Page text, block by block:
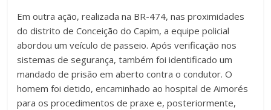
Em outra ação, realizada na BR-474, nas proximidades
do distrito de Conceição do Capim, a equipe policial
abordou um veículo de passeio. Após verificação nos
sistemas de segurança, também foi identificado um
mandado de prisão em aberto contra o condutor. O
homem foi detido, encaminhado ao hospital de Aimorés
para os procedimentos de praxe e, posteriormente,